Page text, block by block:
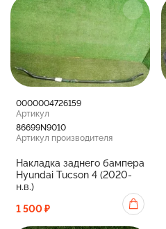
0000004726159
Артикул
86699N9010
Артикул производителя
Накладка заднего бампера
Hyundai Tucson 4 (2020-
н.в.)
1 500 ₽